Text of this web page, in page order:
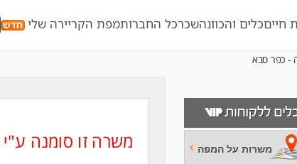
חייםכלים והכוונהשכרכל החברותמפת הקריירה שלי
- כפר סבא
משרות על המפה
משרה זו סומנה